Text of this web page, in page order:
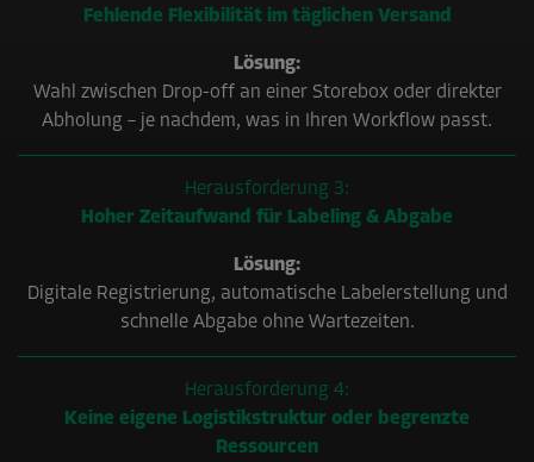
Fehlende Flexibilität im täglichen Versand
Lösung:
Wahl zwischen Drop-off an einer Storebox oder direkter
Abholung – je nachdem, was in Ihren Workflow passt.
Herausforderung 3:
Hoher Zeitaufwand für Labeling & Abgabe
Lösung:
Digitale Registrierung, automatische Labelerstellung und
schnelle Abgabe ohne Wartezeiten.
Herausforderung 4:
Keine eigene Logistikstruktur oder begrenzte
Ressourcen